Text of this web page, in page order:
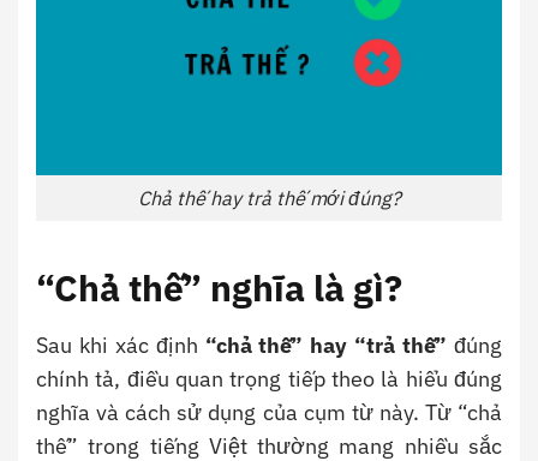
Chả thế hay trả thế mới đúng?
“Chả thế” nghĩa là gì?
Sau khi xác định “chả thế” hay “trả thế” đúng
chính tả, điều quan trọng tiếp theo là hiểu đúng
nghĩa và cách sử dụng của cụm từ này. Từ “chả
thế” trong tiếng Việt thường mang nhiều sắc